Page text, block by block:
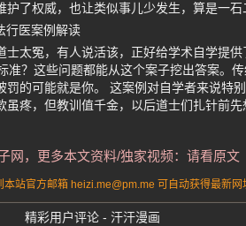
了权威，也让类似事儿少发生，算是一石
行医案例解读
太冤，有人说活该，正好给学术自学提
准？这些问题都能从这个案子挖出答案。
的可能就是你。 这案例对自学者来说特
疼，但教训值千金，以后道士们扎针前先
网，更多本文资料/独家视频：请看原文
站官方邮箱 heizi.me@pm.me 可自动获得最新网
精彩用户评论 - 汗汗漫画